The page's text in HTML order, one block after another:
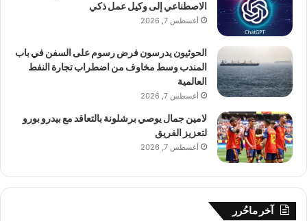
الاصطناعي إلى وكيل عمل ذكي
أغسطس 7, 2026
الحوثيون يدرسون فرض رسوم على السفن في باب
المندب وسط مخاوف من اضطراب تجارة النفط
العالمية
أغسطس 7, 2026
لامين جمال يوصي برشلونة بالتعاقد مع بيدرو بورو
لتعزيز الفريق
أغسطس 7, 2026
آخر ماحُرر